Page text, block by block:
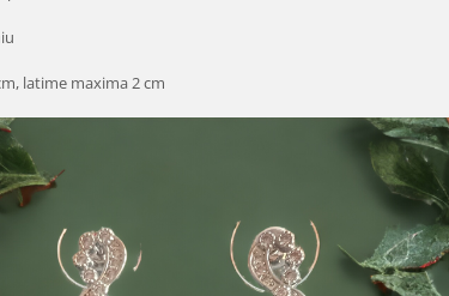
latime maxima 2 cm